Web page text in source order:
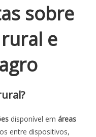
sobre
e
disponível emáreas
entre dispositivos,